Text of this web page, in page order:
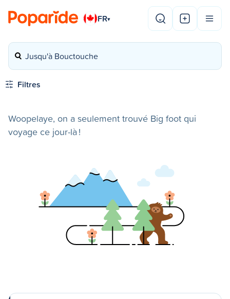
FR▾
Jusqu'à Bouctouche
Filtres
Woopelaye, on a seulement trouvé Big foot qui
voyage ce jour-là !